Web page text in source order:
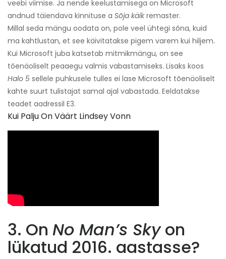
veebi viimise. Ja nende keelustamisega on Microsoft
andnud täiendava kinnituse a Sõja käikremaster.
Millal seda mängu oodata on, pole veel ühtegi sõna, kuid
ma kahtlustan, et see käivitatakse pigem varem kui hiljem.
Kui Microsoft juba katsetab mitmikmängu, on see
tõenäoliselt peaaegu valmis vabastamiseks. Lisaks koos
Halo 5 sellele puhkusele tulles ei lase Microsoft tõenäoliselt
kahte suurt tulistajat samal ajal vabastada. Eeldatakse
teadet aadressil E3.
Kui Palju On Väärt Lindsey Vonn
3. On No Man’s Skyon
lükatud 2016. aastasse?